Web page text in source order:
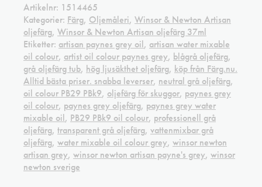
Artikelnr: 1514465
Kategorier: Färg, Oljemåleri, Winsor & Newton Artisan
oljefärg, Winsor & Newton Artisan oljefärg 37ml
Etiketter: artisan paynes grey oil, artisan water mixable
oil colour, artist oil colour paynes grey, blågrå oljefärg,
grå oljefärg tub, hög ljusäkthet oljefärg, köp från Färg.nu.
Alltid bästa priser. snabba leverser, neutral grå oljefärg,
oil colour PB29 PBk9, oljefärg för skuggor, paynes grey
oil colour, paynes grey oljefärg, paynes grey water
mixable oil, PB29 PBk9 oil colour, professionell grå
oljefärg, transparent grå oljefärg, vattenmixbar grå
oljefärg, water mixable oil colour grey, winsor newton
artisan grey, winsor newton artisan payne's grey, winsor
newton sverige